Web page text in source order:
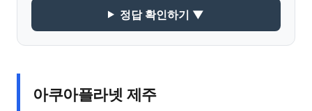
정답 확인하기 ▼
아쿠아플라넷 제주